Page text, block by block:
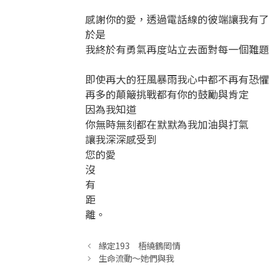
感謝你的愛，透過電話線的彼端讓我有
於是
我終於有勇氣再度站立去面對每一個難題
即使再大的狂風暴雨我心中都不再有恐懼
再多的顛簸挑戰都有你的鼓勵與肯定
因為我知道
你無時無刻都在默默為我加油與打氣
讓我深深感受到
您的愛
沒
有
距
離。
緣定193 梧繞鶴岡情
生命流動～她們與我